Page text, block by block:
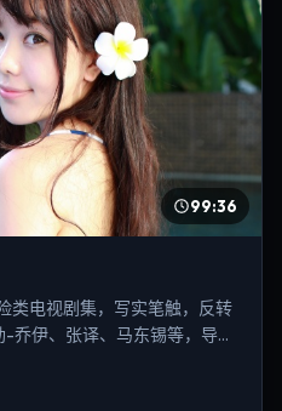
99:36
类电视剧集，写实笔触，反转
乔伊、张译、马东锡等，导演